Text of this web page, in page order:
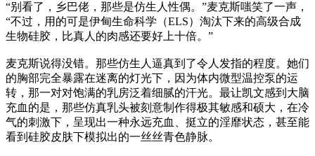
“别看了，乡巴佬，那些是仿生人性偶。”麦克斯嗤笑了一声，
“不过，用的可是伊甸生命科学（ELS）淘汰下来的高级合成
生物硅胶，比真人的肉感还要好上十倍。”
麦克斯说得没错。那些仿生人逼真到了令人发指的程度。她们
的胸部完全暴露在迷离的灯光下，因为体内微型温控泵的运
转，那一对对饱满的乳房泛着细腻的汗光。最让凯文感到大脑
充血的是，那些仿真乳头被刻意制作得极其敏感和硕大，在冷
气的刺激下，呈现出一种永远充血、挺立的淫靡状态，甚至能
看到硅胶皮肤下模拟出的一丝丝青色静脉。